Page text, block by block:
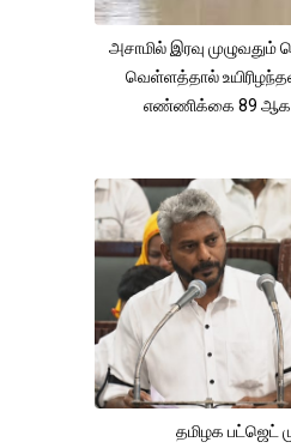
அசாமில் இரவு
வெள்ளத்தால்
எண்ணிக்கை 89 ஆக
தமிழக பட்ஜெட்